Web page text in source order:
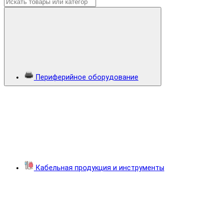
Периферийное оборудование
Кабельная продукция и инструменты